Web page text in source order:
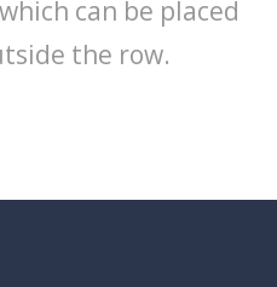
can be placed
the row.